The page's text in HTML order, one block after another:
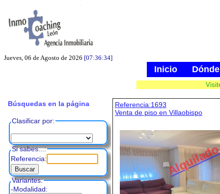
Jueves, 06 de Agosto de 2026 [07:36:34]
Inicio
Búsquedas en la página
Clasificar por:
Si sabes...:
Referencia:
Variantes:
-Modalidad:
Referencia:1693
Venta de piso en Villaobispo